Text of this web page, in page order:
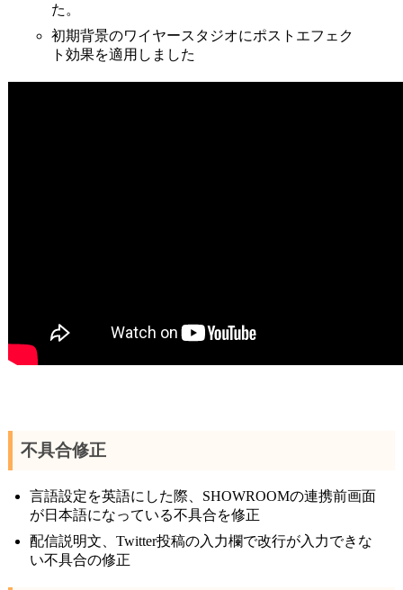
た。
初期背景のワイヤースタジオにポストエフェク
ト効果を適用しました
不具合修正
言語設定を英語にした際、SHOWROOMの連携前画面
が日本語になっている不具合を修正
配信説明文、Twitter投稿の入力欄で改行が入力できな
い不具合の修正